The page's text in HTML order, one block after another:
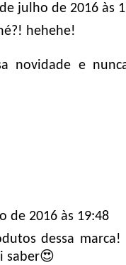
julho de 2016 às
hehehe!
novidade e
de 2016 às 19:48
dessa marca!
saber😍